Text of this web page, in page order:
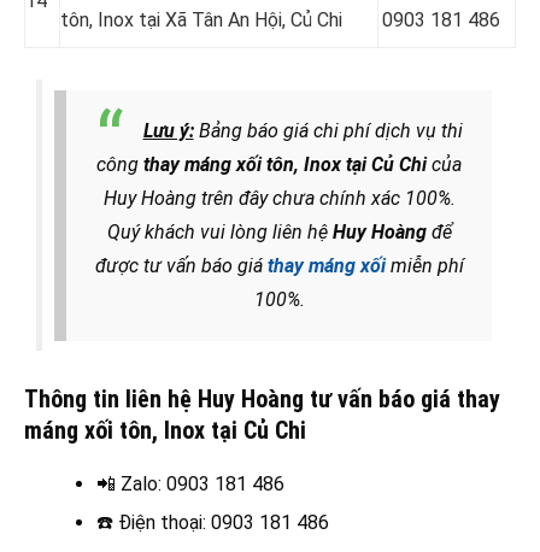
tôn, Inox tại Xã Tân An Hội, Củ Chi
0903 181 486
Lưu ý:Bảng báo giá chi phí dịch vụ thi
công thay máng xối tôn, Inox tại Củ Chicủa
Huy Hoàng trên đây chưa chính xác 100%.
Quý khách vui lòng liên hệ Huy Hoàngđể
được tư vấn báo giá thay máng xốimiễn phí
100%.
Thông tin liên hệ Huy Hoàng tư vấn báo giá thay
máng xối tôn, Inox tại Củ Chi
📲 Zalo: 0903 181 486
☎️ Điện thoại: 0903 181 486